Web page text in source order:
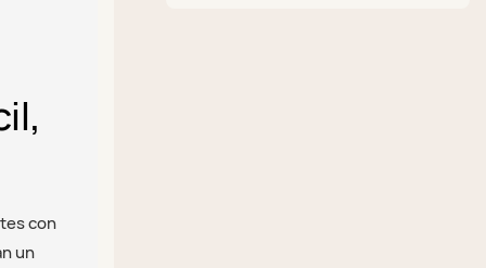
con
un